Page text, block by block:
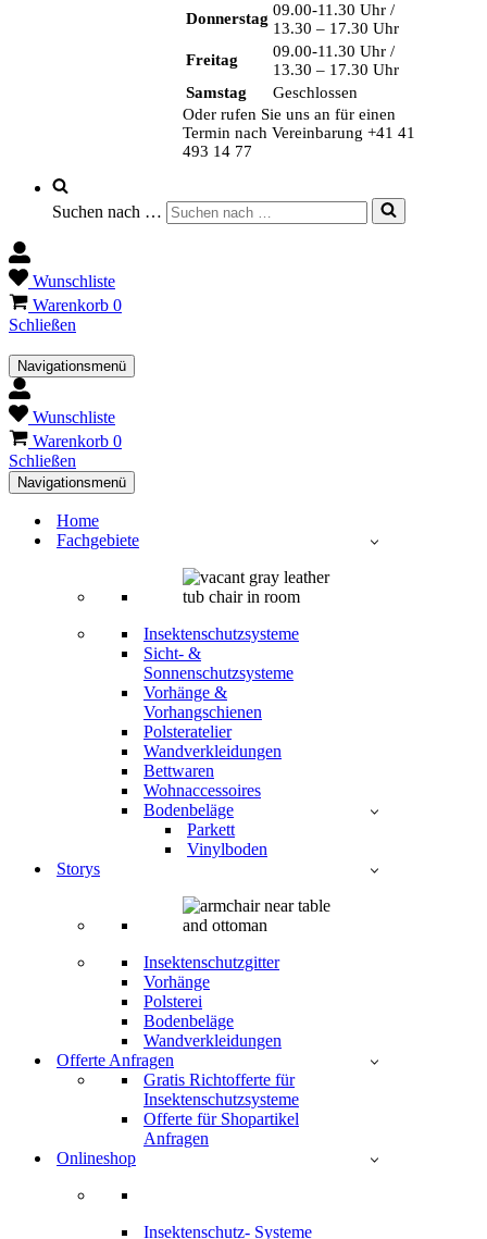
Donnerstag 09.00-11.30 Uhr /
13.30 – 17.30 Uhr
Freitag
09.00-11.30 Uhr /
13.30 – 17.30 Uhr
Samstag
Geschlossen
Oder rufen Sie uns an für einen
Termin nach Vereinbarung +41 41
493 14 77
Suchen nach …
Wunschliste
Warenkorb 0
Schließen
Navigationsmenü
Wunschliste
Warenkorb 0
Schließen
Navigationsmenü
Home
Fachgebiete
Insektenschutzsysteme
Sicht- &
Sonnenschutzsysteme
Vorhänge &
Vorhangschienen
Polsteratelier
Wandverkleidungen
Bettwaren
Wohnaccessoires
Bodenbeläge
Parkett
Vinylboden
Storys
Insektenschutzgitter
Vorhänge
Polsterei
Bodenbeläge
Wandverkleidungen
Offerte Anfragen
Gratis Richtofferte für
Insektenschutzsysteme
Offerte für Shopartikel
Anfragen
Onlineshop
Insektenschutz- Systeme